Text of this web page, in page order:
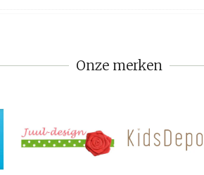
Onze merken